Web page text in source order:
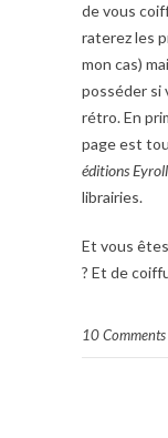
de vous
raterez les
mon cas)
posséder si
rétro. En
page est
éditions
librairies.
Et vous
? Et de
10 Comments